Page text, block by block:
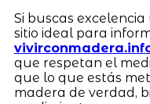
Si buscas
sitio ideal para
que respetan el
que lo que estás
madera de verdad,